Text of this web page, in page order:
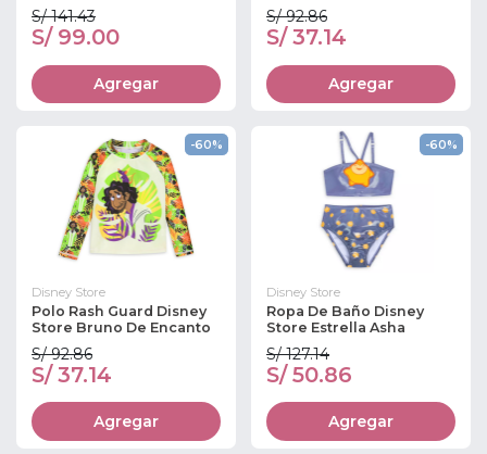
S/ 141.43
S/ 99.00
Agregar
S/ 92.86
S/ 37.14
Agregar
-60%
Disney Store
Polo Rash Guard Disney
Store Bruno De Encanto
S/ 92.86
S/ 37.14
Agregar
-60%
Disney Store
Ropa De Baño Disney
Store Estrella Asha
S/ 127.14
S/ 50.86
Agregar